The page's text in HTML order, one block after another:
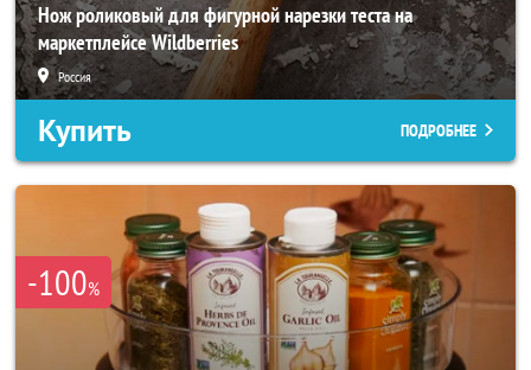
Нож роликовый для фигурной нарезки теста на
маркетплейсе Wildberries
Россия
Купить ПОДРОБНЕЕ
-100%